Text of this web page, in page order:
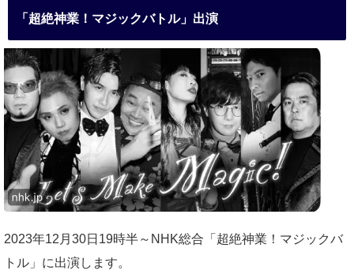
「超絶神業！マジックバトル」出演
2023年12月30日19時半～NHK総合「超絶神業！マジックバ
トル」に出演します。